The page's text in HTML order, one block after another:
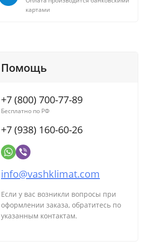
картами
Помощь
+7 (800) 700-77-89
Бесплатно по РФ
+7 (938) 160-60-26
info@vashklimat.com
Если у вас возникли вопросы при
оформлении заказа, обратитесь по
указанным контактам.